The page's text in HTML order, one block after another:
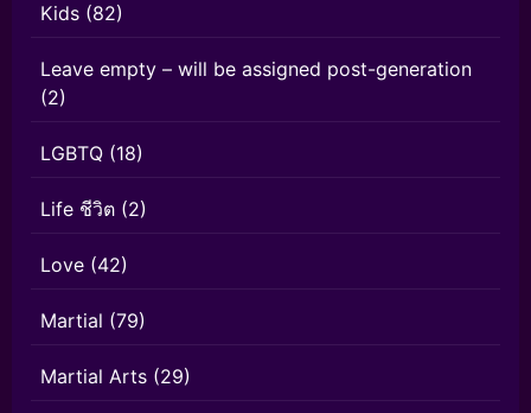
Kids (82)
Leave empty – will be assigned post-generation
(2)
LGBTQ (18)
Life ชีวิต (2)
Love (42)
Martial (79)
Martial Arts (29)